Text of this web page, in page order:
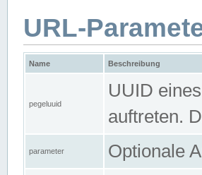
URL-
Name Beschreibung
pegeluuid
UUID
auftreten.
parameter Optionale